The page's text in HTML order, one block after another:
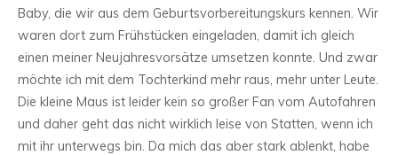
Baby, die wir aus dem Geburtsvorbereitungskurs kennen. Wir
waren dort zum Frühstücken eingeladen, damit ich gleich
einen meiner Neujahresvorsätze umsetzen konnte. Und zwar
möchte ich mit dem Tochterkind mehr raus, mehr unter Leute.
Die kleine Maus ist leider kein so großer Fan vom Autofahren
und daher geht das nicht wirklich leise von Statten, wenn ich
mit ihr unterwegs bin. Da mich das aber stark ablenkt, habe